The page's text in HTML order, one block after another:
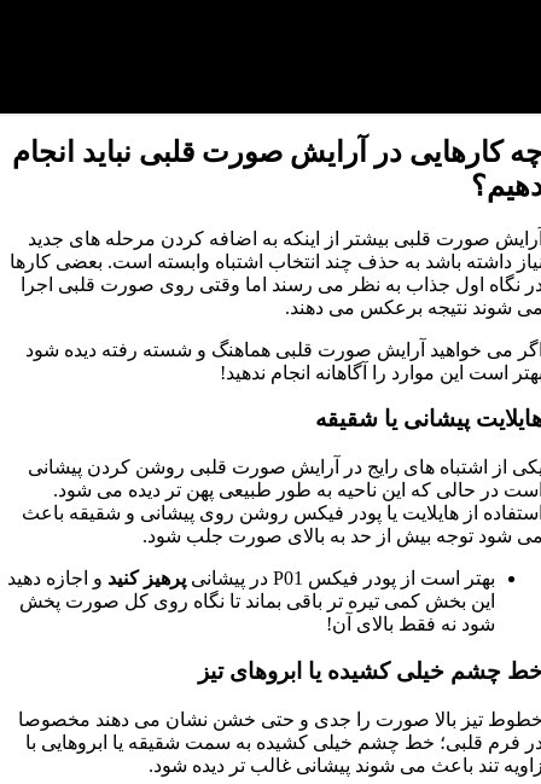
کارهایی در آرایش صورت قلبی نباید انجام
صورت قلبی بیشتر از اینکه به اضافه کردن مرحله های جدید
داشته باشد به حذف چند انتخاب اشتباه وابسته است. بعضی کارها
نگاه اول جذاب به نظر می رسند اما وقتی روی صورت قلبی اجرا
شوند نتیجه برعکس می دهند.
می خواهید آرایش صورت قلبی هماهنگ و شسته رفته دیده شود
است این موارد را آگاهانه انجام ندهید!
پیشانی یا شقیقه
از اشتباه های رایج در آرایش صورت قلبی روشن کردن پیشانی
در حالی که این ناحیه به طور طبیعی پهن تر دیده می شود.
از هایلایت یا پودر فیکس روشن روی پیشانی و شقیقه باعث
شود توجه بیش از حد به بالای صورت جلب شود.
بهتر است از پودر فیکس P01 در پیشانی پرهیز کنید و اجازه دهید
این بخش کمی تیره تر باقی بماند تا نگاه روی کل صورت پخش
شود نه فقط بالای آن!
چشم خیلی کشیده یا ابروهای تیز
تیز بالا صورت را جدی و حتی خشن نشان می دهند مخصوصا
فرم قلبی؛ خط چشم خیلی کشیده به سمت شقیقه یا ابروهایی با
تند باعث می شوند پیشانی غالب تر دیده شود.